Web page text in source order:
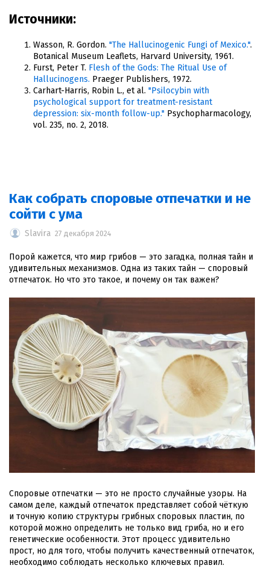
Источники:
Wasson, R. Gordon. "The Hallucinogenic Fungi of Mexico.".
Botanical Museum Leaflets, Harvard University, 1961.
Furst, Peter T. Flesh of the Gods: The Ritual Use of
Hallucinogens. Praeger Publishers, 1972.
Carhart-Harris, Robin L., et al. "Psilocybin with
psychological support for treatment-resistant
depression: six-month follow-up." Psychopharmacology,
vol. 235, no. 2, 2018.
Как собрать споровые отпечатки и не
сойти с ума
Slavira 27 декабря 2024
Порой кажется, что мир грибов — это загадка, полная тайн и
удивительных механизмов. Одна из таких тайн — споровый
отпечаток. Но что это такое, и почему он так важен?
Споровые отпечатки — это не просто случайные узоры. На
самом деле, каждый отпечаток представляет собой чёткую
и точную копию структуры грибных споровых пластин, по
которой можно определить не только вид гриба, но и его
генетические особенности. Этот процесс удивительно
прост, но для того, чтобы получить качественный отпечаток,
необходимо соблюдать несколько ключевых правил.